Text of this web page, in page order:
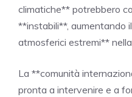
climatiche** potrebbero
**instabili**, aumentando
atmosferici estremi**
La **comunità
pronta a intervenire e a